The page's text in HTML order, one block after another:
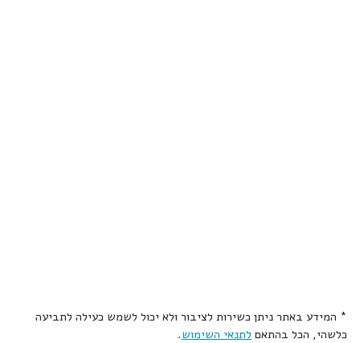
* המידע באתר ניתן כשירות לציבור ולא יכול לשמש כעילה לתביעה
כלשהי, הכל בהתאם לתנאי השימוש.